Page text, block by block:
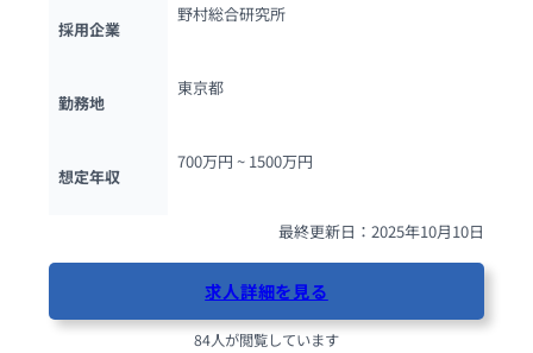
採用企業
野村総合研究所
勤務地
東京都
想定年収
700万円 ~ 1500万円
最終更新日：2025年10月10日
求人詳細を見る
84人が閲覧しています